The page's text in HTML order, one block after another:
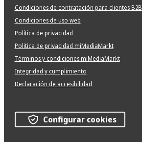
Condiciones de contratación para clientes B2B
Condiciones de uso web
Política de privacidad
Politica de privacidad miMediaMarkt
Términos y condiciones miMediaMarkt
Integridad y cumplimiento
Declaración de accesibilidad
Configurar cookies